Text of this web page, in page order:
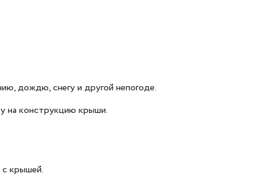
дождю, снегу и другой непогоде.
на конструкцию крыши.
с крышей.